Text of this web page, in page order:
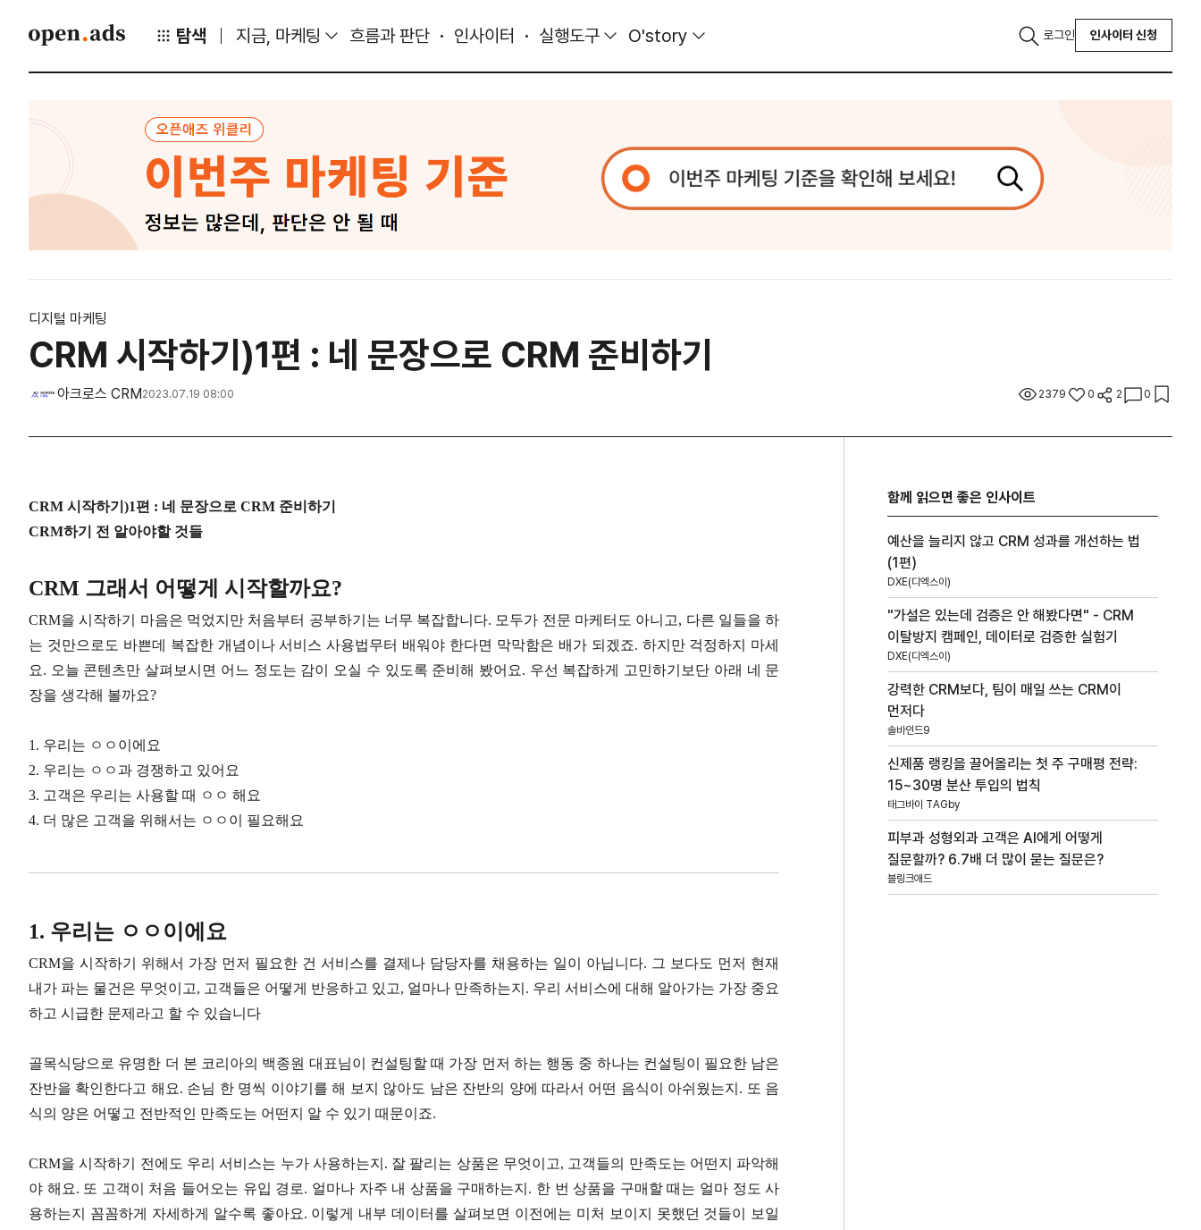
탐색 지금, 마케팅 흐름과 판단 인사이터 실행도구 O'story 로그인 인사이터 신청
디지털 마케팅
CRM 시작하기)1편 : 네 문장으로 CRM 준비하기
아크로스 CRM 2023.07.19 08:00 2379 0 2 0
CRM 시작하기)1편 : 네 문장으로 CRM 준비하기
CRM하기 전 알아야할 것들
CRM 그래서 어떻게 시작할까요?
CRM을 시작하기 마음은 먹었지만 처음부터 공부하기는 너무 복잡합니다. 모두가 전문 마케터도 아니고, 다른 일들을 하
는 것만으로도 바쁜데 복잡한 개념이나 서비스 사용법무터 배워야 한다면 막막함은 배가 되겠죠. 하지만 걱정하지 마세
요. 오늘 콘텐츠만 살펴보시면 어느 정도는 감이 오실 수 있도록 준비해 봤어요. 우선 복잡하게 고민하기보단 아래 네 문
장을 생각해 볼까요?
1. 우리는 ㅇㅇ이에요
2. 우리는 ㅇㅇ과 경쟁하고 있어요
3. 고객은 우리는 사용할 때 ㅇㅇ 해요
4. 더 많은 고객을 위해서는 ㅇㅇ이 필요해요
1. 우리는 ㅇㅇ이에요
CRM을 시작하기 위해서 가장 먼저 필요한 건 서비스를 결제나 담당자를 채용하는 일이 아닙니다. 그 보다도 먼저 현재
내가 파는 물건은 무엇이고, 고객들은 어떻게 반응하고 있고, 얼마나 만족하는지. 우리 서비스에 대해 알아가는 가장 중요
하고 시급한 문제라고 할 수 있습니다
골목식당으로 유명한 더 본 코리아의 백종원 대표님이 컨설팅할 때 가장 먼저 하는 행동 중 하나는 컨설팅이 필요한 남은
잔반을 확인한다고 해요. 손님 한 명씩 이야기를 해 보지 않아도 남은 잔반의 양에 따라서 어떤 음식이 아쉬웠는지. 또 음
식의 양은 어떻고 전반적인 만족도는 어떤지 알 수 있기 때문이죠.
CRM을 시작하기 전에도 우리 서비스는 누가 사용하는지. 잘 팔리는 상품은 무엇이고, 고객들의 만족도는 어떤지 파악해
야 해요. 또 고객이 처음 들어오는 유입 경로. 얼마나 자주 내 상품을 구매하는지. 한 번 상품을 구매할 때는 얼마 정도 사
용하는지 꼼꼼하게 자세하게 알수록 좋아요. 이렇게 내부 데이터를 살펴보면 이전에는 미처 보이지 못했던 것들이 보일
함께 읽으면 좋은 인사이트
예산을 늘리지 않고 CRM 성과를 개선하는 법
(1편)
DXE(디엑스이)
"가설은 있는데 검증은 안 해봤다면" - CRM
이탈방지 캠페인, 데이터로 검증한 실험기
DXE(디엑스이)
강력한 CRM보다, 팀이 매일 쓰는 CRM이
먼저다
솔바인드9
신제품 랭킹을 끌어올리는 첫 주 구매평 전략:
15~30명 분산 투입의 법칙
태그바이 TAGby
피부과 성형외과 고객은 AI에게 어떻게
질문할까? 6.7배 더 많이 묻는 질문은?
블링크애드